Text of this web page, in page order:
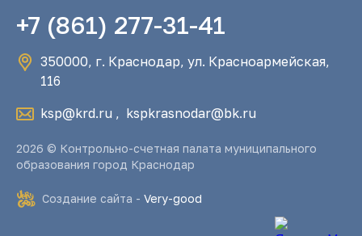
+7 (861) 277-31-41
350000, г. Краснодар, ул. Красноармейская,
116
ksp@krd.ru , kspkrasnodar@bk.ru
2026 © Контрольно-счетная палата муниципального
образования город Краснодар
Создание сайта - Very-good